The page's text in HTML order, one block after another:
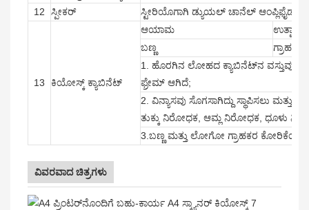
12 ಸ್ಪೀಕರ್ ಸ್ಟೀರಿಯೊಗಾಗಿ ಡ್ಯುಯಲ್ ಚಾನೆಲ್ ಆಂಪ್ಲಿಫೈಡ್
13 ಕಿಯೋಸ್ಕ್ ಕ್ಯಾಬಿನೆಟ್
ಆಯಾಮ
ಉತ್ಪಾದನೆ
ಬಣ್ಣ
1. ಹೊರಗಿನ ಲೋಹದ ಕ್ಯಾಬಿನೆಟ್‌ನ ವಸ್ತುವು
ಫ್ರೇಮ್ ಆಗಿದೆ;
2. ವಿನ್ಯಾಸವು ಸೊಗಸಾಗಿದ್ದು ಸ್ಥಾಪಿಸಲು
ತುಕ್ಕು ನಿರೋಧಕ, ಆಮ್ಲ ನಿರೋಧಕ, ಧೂಳು
3.ಬಣ್ಣ ಮತ್ತು ಲೋಗೋ ಗ್ರಾಹಕರ ಕೋರಿಕೆಯ
ವಿವರವಾದ ಚಿತ್ರಗಳು